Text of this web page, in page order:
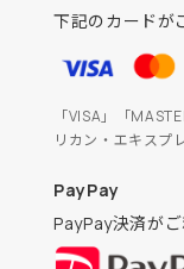
下記のカードが
「VISA」「
リカン・エキスプ
PayPay
PayPay決済がご